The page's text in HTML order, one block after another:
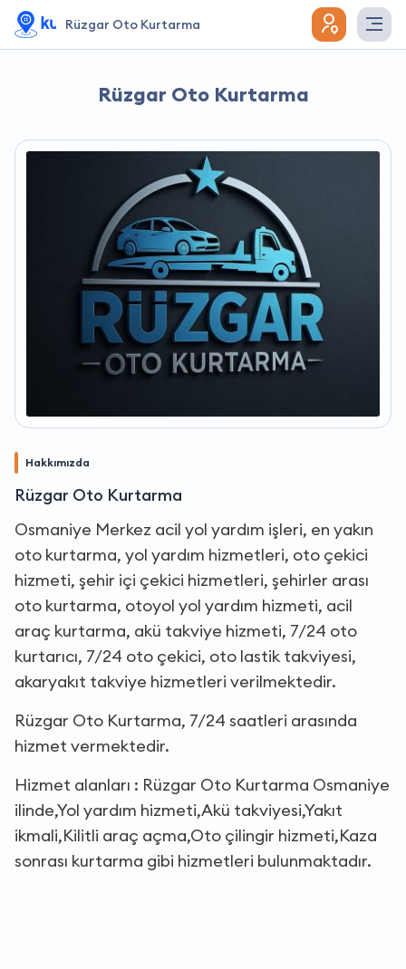
Rüzgar Oto Kurtarma
Rüzgar Oto Kurtarma
Hakkımızda
Rüzgar Oto Kurtarma
Osmaniye Merkez acil yol yardım işleri, en yakın
oto kurtarma, yol yardım hizmetleri, oto çekici
hizmeti, şehir içi çekici hizmetleri, şehirler arası
oto kurtarma, otoyol yol yardım hizmeti, acil
araç kurtarma, akü takviye hizmeti, 7/24 oto
kurtarıcı, 7/24 oto çekici, oto lastik takviyesi,
akaryakıt takviye hizmetleri verilmektedir.
Rüzgar Oto Kurtarma, 7/24 saatleri arasında
hizmet vermektedir.
Hizmet alanları : Rüzgar Oto Kurtarma Osmaniye
ilinde,Yol yardım hizmeti,Akü takviyesi,Yakıt
ikmali,Kilitli araç açma,Oto çilingir hizmeti,Kaza
sonrası kurtarma gibi hizmetleri bulunmaktadır.